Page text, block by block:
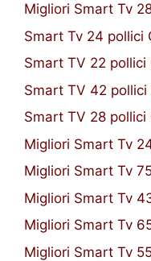
Migliori Smart Tv
Smart Tv 24 pollici
Smart TV 22
Smart TV 42
Smart TV 28
Migliori Smart Tv
Migliori Smart Tv
Migliori Smart Tv
Migliori Smart Tv
Migliori Smart Tv